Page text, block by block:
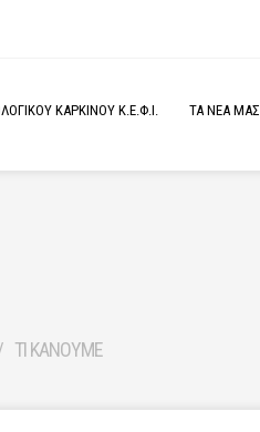
ΚΑΡΚΙΝΟΥ Κ.Ε.Φ.Ι. ΤΑ ΝΕΑ ΜΑΣ
ΤΙ ΚΑΝΟΥΜΕ